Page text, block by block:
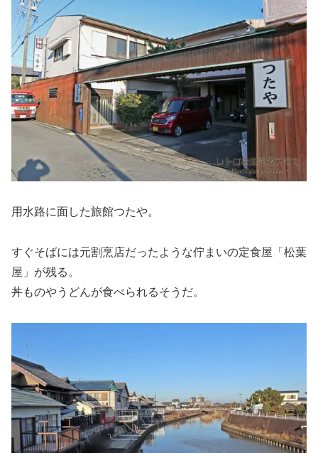
用水路に面した旅館つたや。
すぐそばには元割烹店だったような佇まいの定食屋「松葉
屋」が残る。
丼ものやうどんが食べられるそうだ。